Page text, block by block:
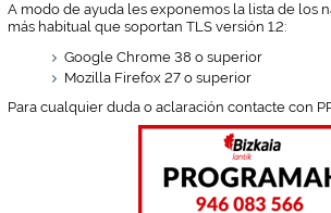
A modo de ayuda les exponemos la lista de los
más habitual que soportan TLS versión 1.2:
Google Chrome 38 o superior
Mozilla Firefox 27 o superior
Para cualquier duda o aclaración contacte con